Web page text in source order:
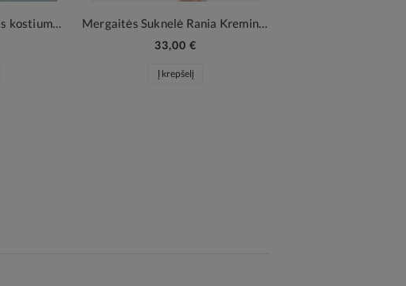
Mergaitės elegantiškas kostiumėlis Vanessa – kreminė balta Mergaitės Suknelė Rania Kreminės Baltumo
33,00 €
Į krepšelį